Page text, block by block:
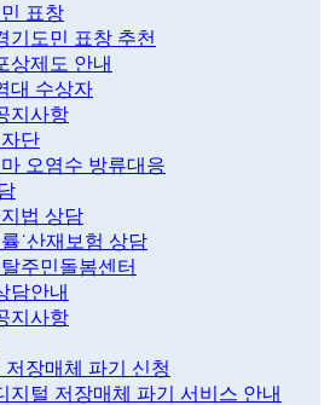
표창
기도민 표창 추천
상제도 안내
대 수상자
지사항
단
오염수 방류대응
법 상담
˙산재보험 상담
주민돌봄센터
담안내
지사항
저장매체 파기 신청
지털 저장매체 파기 서비스 안내